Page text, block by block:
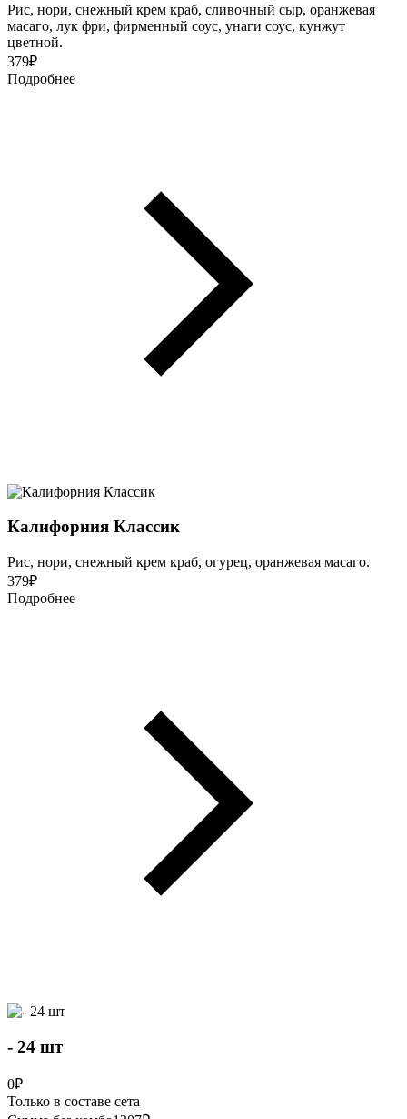
Рис, нори, снежный крем краб, сливочный сыр, оранжевая
масаго, лук фри, фирменный соус, унаги соус, кунжут
цветной.
379₽
Подробнее
Калифорния Классик
Рис, нори, снежный крем краб, огурец, оранжевая масаго.
379₽
Подробнее
- 24 шт
0₽
Только в составе сета